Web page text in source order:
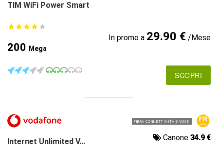
TIM WiFi Power Smart
★★★★★
★★★★★
200 Mega
In promo a 29.90 €/Mese
SCOPRI
FIBRA CONNETTIVITÀ E VOCE
Internet Unlimited V... Canone 34.9 €